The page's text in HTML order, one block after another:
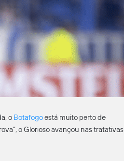
o Botafogoestá muito perto de
o Glorioso avançou nas tratativas